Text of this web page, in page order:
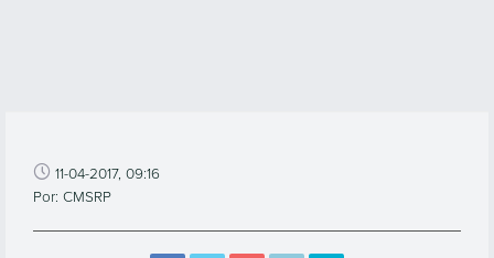
11-04-2017, 09:16
Por: CMSRP